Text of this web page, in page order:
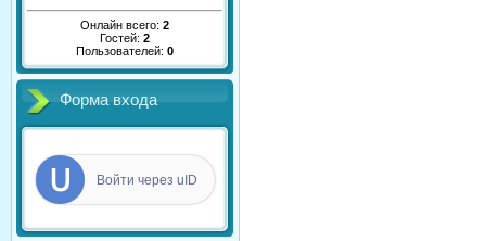
Онлайн всего: 2
Гостей: 2
Пользователей: 0
Форма входа
Войти через uID